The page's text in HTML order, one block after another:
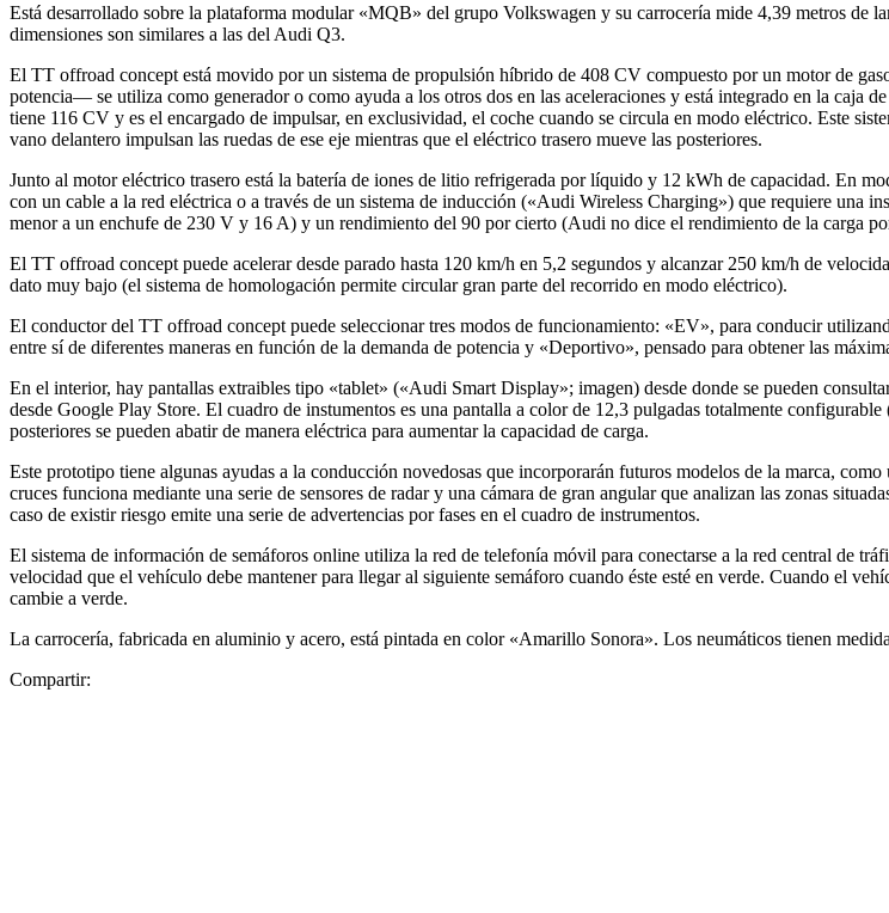
Está desarrollado sobre la plataforma modular «MQB» del grupo Volkswagen y su carrocería mide 4,39 metros de
dimensiones son similares a las del Audi Q3.
El TT offroad concept está movido por un sistema de propulsión híbrido de 408 CV compuesto por un motor
potencia— se utiliza como generador o como ayuda a los otros dos en las aceleraciones y está integrado en la caja
tiene 116 CV y es el encargado de impulsar, en exclusividad, el coche cuando se circula en modo eléctrico. Este
vano delantero impulsan las ruedas de ese eje mientras que el eléctrico trasero mueve las posteriores.
Junto al motor eléctrico trasero está la batería de iones de litio refrigerada por líquido y 12 kWh de capacidad. En
con un cable a la red eléctrica o a través de un sistema de inducción («Audi Wireless Charging») que requiere una
menor a un enchufe de 230 V y 16 A) y un rendimiento del 90 por cierto (Audi no dice el rendimiento de la carga
El TT offroad concept puede acelerar desde parado hasta 120 km/h en 5,2 segundos y alcanzar 250 km/h de
dato muy bajo (el sistema de homologación permite circular gran parte del recorrido en modo eléctrico).
El conductor del TT offroad concept puede seleccionar tres modos de funcionamiento: «EV», para conducir
entre sí de diferentes maneras en función de la demanda de potencia y «Deportivo», pensado para obtener las
En el interior, hay pantallas extraibles tipo «tablet» («Audi Smart Display»; imagen) desde donde se pueden
desde Google Play Store. El cuadro de instumentos es una pantalla a color de 12,3 pulgadas totalmente
posteriores se pueden abatir de manera eléctrica para aumentar la capacidad de carga.
Este prototipo tiene algunas ayudas a la conducción novedosas que incorporarán futuros modelos de la marca,
cruces funciona mediante una serie de sensores de radar y una cámara de gran angular que analizan las zonas
caso de existir riesgo emite una serie de advertencias por fases en el cuadro de instrumentos.
El sistema de información de semáforos online utiliza la red de telefonía móvil para conectarse a la red central de
velocidad que el vehículo debe mantener para llegar al siguiente semáforo cuando éste esté en verde. Cuando el
cambie a verde.
La carrocería, fabricada en aluminio y acero, está pintada en color «Amarillo Sonora». Los neumáticos tienen
Compartir: